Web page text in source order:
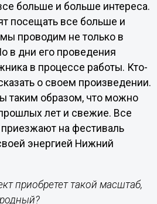
больше и больше интереса.
посещать все больше и
проводим не только в
в дни его проведения
в процессе работы. Кто-
о своем произведении.
таким образом, что можно
лет и свежие. Все
на фестиваль
энергией Нижний
приобретет такой масштаб,